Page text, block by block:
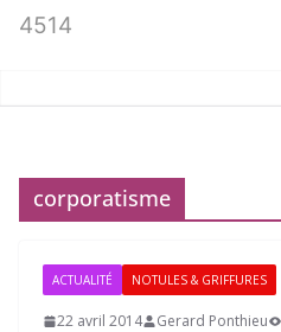
4514
corporatisme
ACTUALITÉ NOTULES & GRIFFURES
22 avril 2014 Gerard Ponthieu